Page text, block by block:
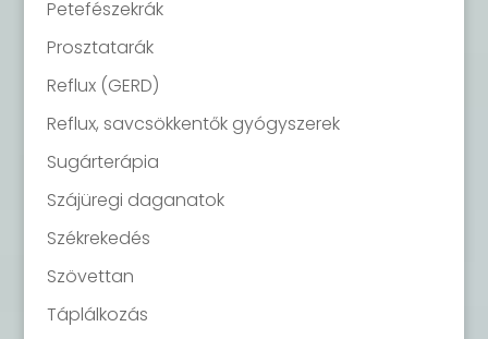
Petefészekrák
Prosztatarák
Reflux (GERD)
Reflux, savcsökkentők gyógyszerek
Sugárterápia
Szájüregi daganatok
Székrekedés
Szövettan
Táplálkozás